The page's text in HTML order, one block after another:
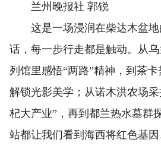
兰州晚报社 郭锐
这是一场浸润在柴达木盆地
话，每一步行走都是触动。从
列馆里感悟“两路”精神，到茶卡
解锁光影美学；从诺木洪农场
杞大产业”，再到都兰热水墓群
站都让我们看到海西将红色基